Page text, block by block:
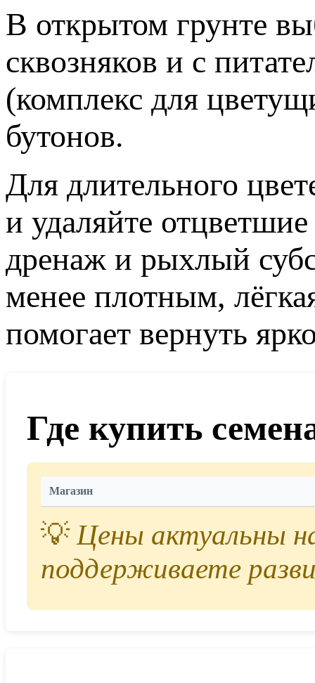
В открытом грунте
сквозняков и с
(комплекс для
бутонов.
Для длительного
и удаляйте
дренаж и рыхлый
менее плотным,
помогает вернуть
Где купить
Магазин
💡Цены актуальны
поддерживаете